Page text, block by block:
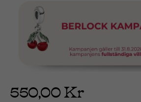
550,00 Kr